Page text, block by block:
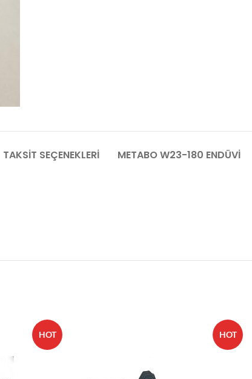
TAKSIT SEÇENEKLERI METABO W23-180 ENDÜVİ
HOT HOT